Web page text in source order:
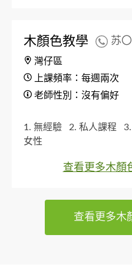
木顏色教學 苏
灣仔區
上課頻率：每週兩次
老師性別：沒有偏好
1. 無經驗 2. 私人課程
女性
查看更多木顏
查看更多木